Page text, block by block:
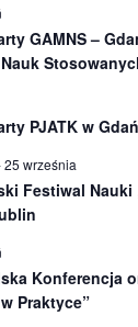
GAMNS –
PJATK w
25 września
Festiwal
Konferencja
Praktyce”